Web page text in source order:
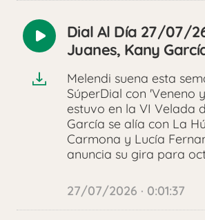
Reproducir
audio
Dial Al Día 27/07/
Juanes, Kany
Melendi suena esta
SúperDial con 'Veneno
estuvo en la VI Velada
García se alía con La
Carmona y Lucía
anuncia su gira para
27/07/2026 · 0:01:37